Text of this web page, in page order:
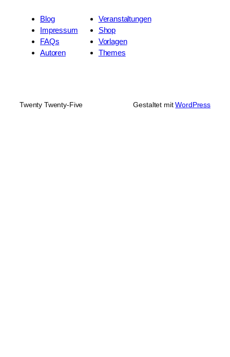
Blog
Impressum
FAQs
Autoren
Veranstaltungen
Shop
Vorlagen
Themes
Twenty Twenty-Five Gestaltet mitWordPress